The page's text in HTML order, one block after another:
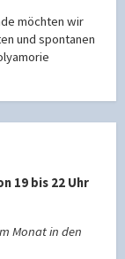
möchten wir
und spontanen
19 bis 22 Uhr
Monat in den